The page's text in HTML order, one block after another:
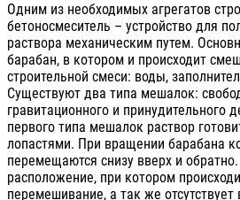
Одним из необходимых агрегатов
бетоносмеситель – устройство для
раствора механическим путем.
барабан, в котором и происходит
строительной смеси: воды,
Существуют два типа мешалок:
гравитационного и принудительного
первого типа мешалок раствор
лопастями. При вращении барабана
перемещаются снизу вверх и
расположение, при котором
перемешивание, а так же